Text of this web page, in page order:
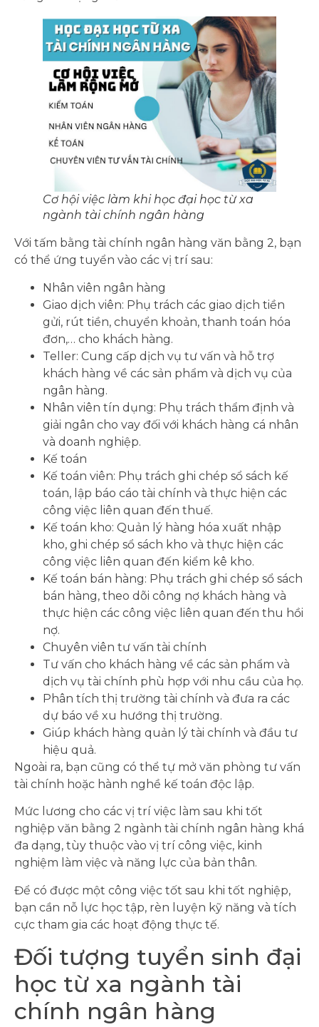
Cơ hội việc làm khi học đại học từ xa
ngành tài chính ngân hàng
Với tấm bằng tài chính ngân hàng văn bằng 2, bạn
có thể ứng tuyển vào các vị trí sau:
Nhân viên ngân hàng
Giao dịch viên: Phụ trách các giao dịch tiền
gửi, rút tiền, chuyển khoản, thanh toán hóa
đơn,… cho khách hàng.
Teller: Cung cấp dịch vụ tư vấn và hỗ trợ
khách hàng về các sản phẩm và dịch vụ của
ngân hàng.
Nhân viên tín dụng: Phụ trách thẩm định và
giải ngân cho vay đối với khách hàng cá nhân
và doanh nghiệp.
Kế toán
Kế toán viên: Phụ trách ghi chép sổ sách kế
toán, lập báo cáo tài chính và thực hiện các
công việc liên quan đến thuế.
Kế toán kho: Quản lý hàng hóa xuất nhập
kho, ghi chép sổ sách kho và thực hiện các
công việc liên quan đến kiểm kê kho.
Kế toán bán hàng: Phụ trách ghi chép sổ sách
bán hàng, theo dõi công nợ khách hàng và
thực hiện các công việc liên quan đến thu hồi
nợ.
Chuyên viên tư vấn tài chính
Tư vấn cho khách hàng về các sản phẩm và
dịch vụ tài chính phù hợp với nhu cầu của họ.
Phân tích thị trường tài chính và đưa ra các
dự báo về xu hướng thị trường.
Giúp khách hàng quản lý tài chính và đầu tư
hiệu quả.
Ngoài ra, bạn cũng có thể tự mở văn phòng tư vấn
tài chính hoặc hành nghề kế toán độc lập.
Mức lương cho các vị trí việc làm sau khi tốt
nghiệp văn bằng 2 ngành tài chính ngân hàng khá
đa dạng, tùy thuộc vào vị trí công việc, kinh
nghiệm làm việc và năng lực của bản thân.
Để có được một công việc tốt sau khi tốt nghiệp,
bạn cần nỗ lực học tập, rèn luyện kỹ năng và tích
cực tham gia các hoạt động thực tế.
Đối tượng tuyển sinh đại
học từ xa ngành tài
chính ngân hàng